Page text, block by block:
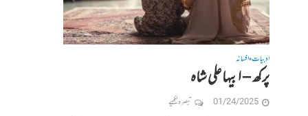
ادبیات•افسانہ
پرکھ – ابیہاعلی شاہ
01/24/2025 تبصرہ لکھیے